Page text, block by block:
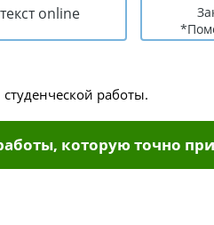
online
работы.
которую точно